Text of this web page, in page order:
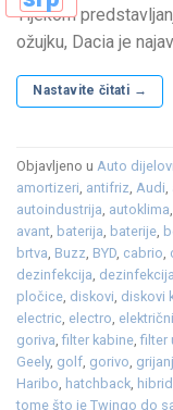
Tijekom
ožujku, Dacia je
Nastavite čitati →
Objavljeno u Auto dijelovi
amortizeri antifriz Audi
autoindustrija autoklima
avant baterija baterije
brtva Buzz BYD cabrio
dezinfekcija
pločice diskovi diskovi
electric electro električni
goriva ,filter kabine ,filter
Geely, golf gorivo
Haribo hatchback hibrid
tome što je Twingo do